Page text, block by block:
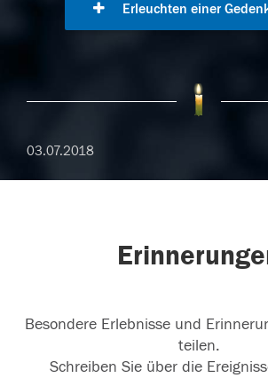
Erleuchten einer
03.07.2018
Besondere Erlebnisse und
teilen.
Schreiben Sie über die